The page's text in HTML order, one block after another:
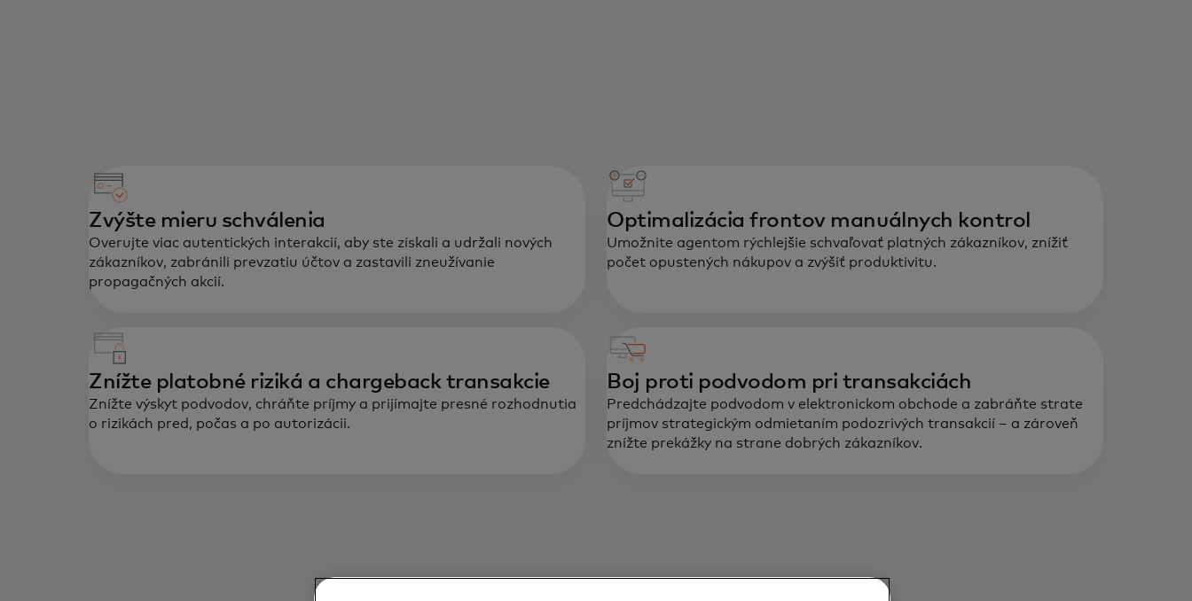
reálnom čase pomáhajú odhaľovať
a predchádzať podvodom, budovať
dôveru a optimalizovať získavanie
Zvýšte mieru schválenia
Overujte viac autentických interakcií, aby ste získali a udržali nových
zákazníkov, zabránili prevzatiu účtov a zastavili zneužívanie
propagačných akcií.
Optimalizácia frontov manuálnych kontrol
Umožnite agentom rýchlejšie schvaľovať platných zákazníkov, znížiť
počet opustených nákupov a zvýšiť produktivitu.
Znížte platobné riziká a chargeback transakcie
Znížte výskyt podvodov, chráňte príjmy a prijímajte presné rozhodnutia
o rizikách pred, počas a po autorizácii.
Boj proti podvodom pri transakciách
Predchádzajte podvodom v elektronickom obchode a zabráňte strate
príjmov strategickým odmietaním podozrivých transakcií – a zároveň
znížte prekážky na strane dobrých zákazníkov.